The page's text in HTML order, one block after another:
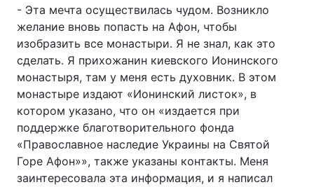
- Эта мечта осуществилась чудом. Возникло
желание вновь попасть на Афон, чтобы
изобразить все монастыри. Я не знал, как это
сделать. Я прихожанин киевского Ионинского
монастыря, там у меня есть духовник. В этом
монастыре издают «Ионинский листок», в
котором указано, что он «издается при
поддержке благотворительного фонда
«Православное наследие Украины на Святой
Горе Афон»», также указаны контакты. Меня
заинтересовала эта информация, и я написал